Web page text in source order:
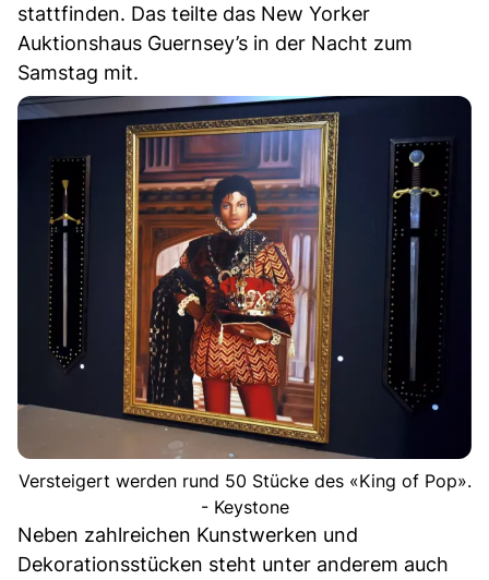
stattfinden. Das teilte das New Yorker
Auktionshaus Guernsey’s in der Nacht zum
Samstag mit.
Versteigert werden rund 50 Stücke des «King of Pop».
- Keystone
Neben zahlreichen Kunstwerken und
Dekorationsstücken steht unter anderem auch